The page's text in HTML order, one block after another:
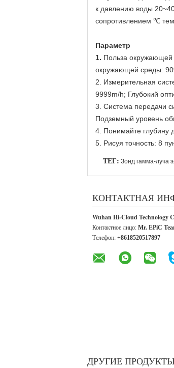
к давлению воды
сопротивлением ℃
Параметр
1. Польза окружающей
окружающей среды:
2. Измерительная
9999m/h; Глубокий
3. Система передачи
Подземный уровень
4. Понимайте глубину
5. Рисуя точность: 8
ТЕГ: Зонд гамма-луча
КОНТАКТНАЯ
Wuhan Hi-Cloud Technology
Контактное лицо: Mr. EPiC
Телефон: +8618520517897
ДРУГИЕ ПРОДУКТЫ